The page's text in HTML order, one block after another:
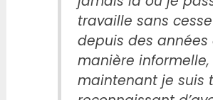
travaille sans
depuis des années
manière
maintenant je suis